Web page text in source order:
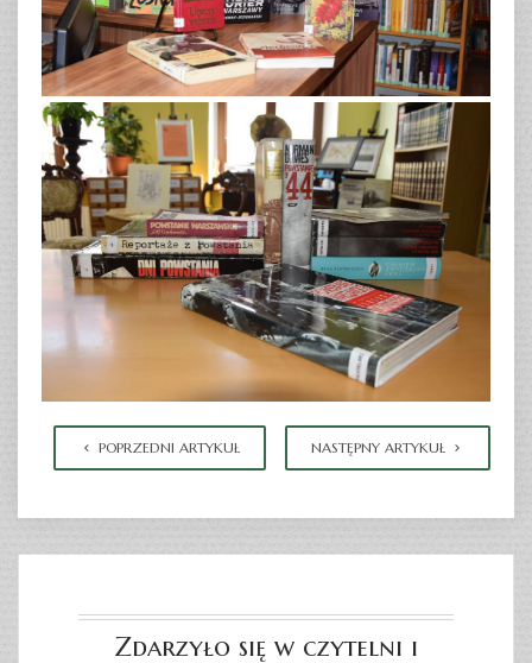
POPRZEDNI ARTYKUŁ NASTĘPNY ARTYKUŁ
Zdarzyło się w czytelni i